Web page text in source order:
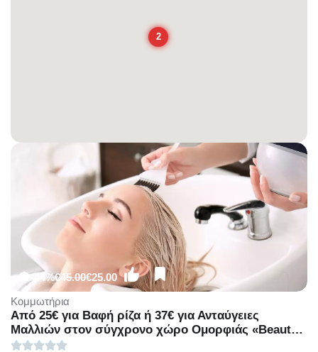
2
-44%€45.00€25.00
Κομμωτήρια
Από 25€ για Βαφή ρίζα ή 37€ για Ανταύγειες
Μαλλιών στον σύγχρονο χώρο Ομορφιάς «Beauty
Club» στην Καλλιθέα.